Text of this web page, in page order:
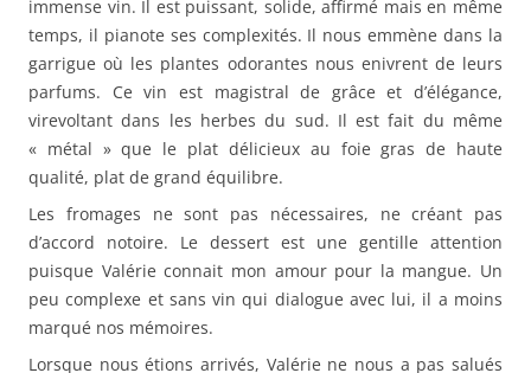
immense vin. Il est puissant, solide, affirmé mais en même
temps, il pianote ses complexités. Il nous emmène dans la
garrigue où les plantes odorantes nous enivrent de leurs
parfums. Ce vin est magistral de grâce et d’élégance,
virevoltant dans les herbes du sud. Il est fait du même
« métal » que le plat délicieux au foie gras de haute
qualité, plat de grand équilibre.
Les fromages ne sont pas nécessaires, ne créant pas
d’accord notoire. Le dessert est une gentille attention
puisque Valérie connait mon amour pour la mangue. Un
peu complexe et sans vin qui dialogue avec lui, il a moins
marqué nos mémoires.
Lorsque nous étions arrivés, Valérie ne nous a pas salués